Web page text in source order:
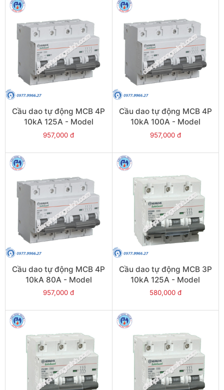
Cầu dao tự động MCB 4P
10kA 125A - Model
PS100H/4/D125
957,000 đ
Cầu dao tự động MCB 4P
10kA 100A - Model
PS100H/4/D100
957,000 đ
Cầu dao tự động MCB 4P
10kA 80A - Model
PS100H/4/D80
957,000 đ
Cầu dao tự động MCB 3P
10kA 125A - Model
PS100H/3/D125
580,000 đ